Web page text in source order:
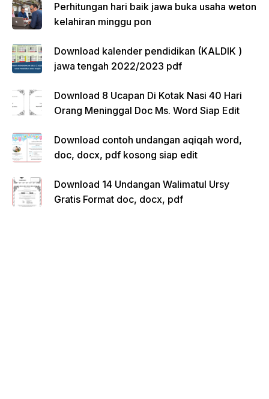
Perhitungan hari baik jawa buka usaha weton
kelahiran minggu pon
Download kalender pendidikan (KALDIK )
jawa tengah 2022/2023 pdf
Download 8 Ucapan Di Kotak Nasi 40 Hari
Orang Meninggal Doc Ms. Word Siap Edit
Download contoh undangan aqiqah word,
doc, docx, pdf kosong siap edit
Download 14 Undangan Walimatul Ursy
Gratis Format doc, docx, pdf